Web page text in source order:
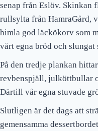
senap från Eslöv. Skinkan
rullsylta från HamraGård,
himla god läckökorv som
vårt egna bröd och slungat
På den tredje plankan
revbenspjäll, julköttbullar
Därtill vår egna stuvade
Slutligen är det dags att
gemensamma